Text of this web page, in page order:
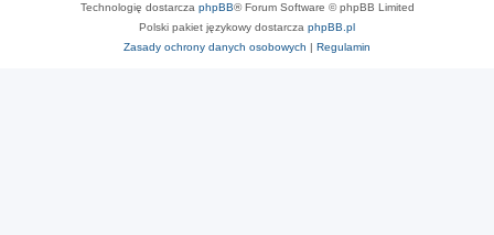
Technologię dostarcza phpBB® Forum Software © phpBB Limited
Polski pakiet językowy dostarcza phpBB.pl
Zasady ochrony danych osobowych | Regulamin